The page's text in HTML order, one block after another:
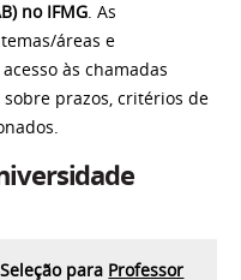
no IFMG. As
áreas e
às chamadas
prazos, critérios de
para Professor